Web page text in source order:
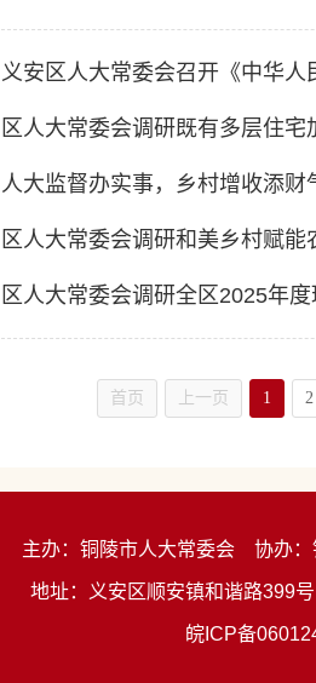
义安区人大常委会召开《中华
区人大常委会调研既有多层住宅
人大监督办实事，乡村增收添财
区人大常委会调研和美乡村赋
区人大常委会调研全区2025年
首页 上一页 1 2
主办：铜陵市人大常委会 协办
地址：义安区顺安镇和谐路399号
皖ICP备